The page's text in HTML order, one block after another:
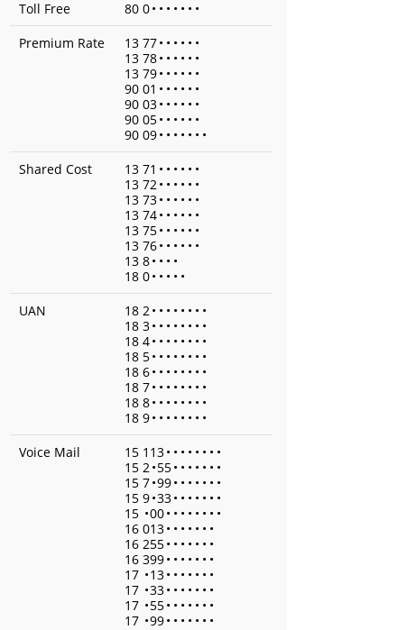
Toll Free
80 0• • • • • • •
Premium Rate
13 77• • • • • •
13 78• • • • • •
13 79• • • • • •
90 01 • • • • • •
90 03• • • • • •
90 05• • • • • •
90 09• • • • • • •
Shared Cost
13 71 • • • • • •
13 72• • • • • •
13 73• • • • • •
13 74• • • • • •
13 75• • • • • •
13 76• • • • • •
13 8• • • •
18 0• • • • •
UAN
18 2• • • • • • • •
18 3• • • • • • • •
18 4• • • • • • • •
18 5• • • • • • • •
18 6• • • • • • • •
18 7• • • • • • • •
18 8• • • • • • • •
18 9• • • • • • • •
Voice Mail
15 113• • • • • • • •
15 2•55• • • • • • •
15 7•99• • • • • • •
15 9•33• • • • • • •
15 •00• • • • • • • •
16 013• • • • • • •
16 255• • • • • • •
16 399• • • • • • •
17 •13• • • • • • •
17 •33• • • • • • •
17 •55• • • • • • •
17 •99• • • • • • •